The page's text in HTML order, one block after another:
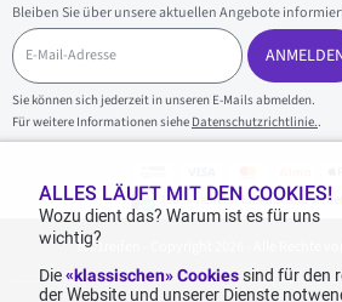
Bleiben Sie über unsere aktuellen Angebote
E
-
M
a
i
l
Sie können sich jederzeit in unseren E-Mails abmelden.
Für weitere Informationen siehe Datenschutzrichtlinie..
100 % sicherer Einkauf und
1001reifen - Copyright 2026 - Alle Rechte
ALLES LÄUFT MIT DEN COOKIES!
Wozu dient das? Warum ist es für uns
wichtig?
Die«klassischen» Cookiessind für den
der Website und unserer Dienste